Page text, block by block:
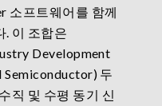
소프트웨어를 함께
. 이 조합은
Development
두
직 및 수평 동기 신